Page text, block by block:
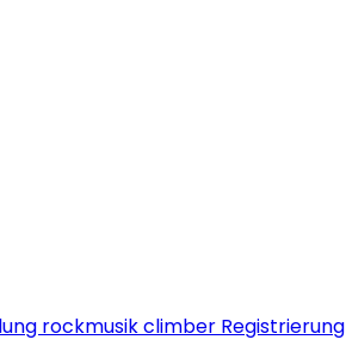
rockmusik climber Registrierung